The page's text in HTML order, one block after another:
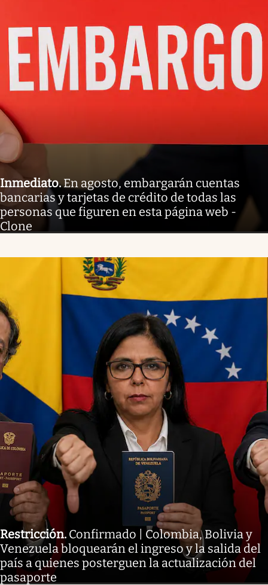
Inmediato.En agosto, embargarán cuentas
bancarias y tarjetas de crédito de todas las
personas que figuren en esta página web -
Clone
Restricción. Confirmado | Colombia, Bolivia y
Venezuela bloquearán el ingreso y la salida del
país a quienes posterguen la actualización del
pasaporte